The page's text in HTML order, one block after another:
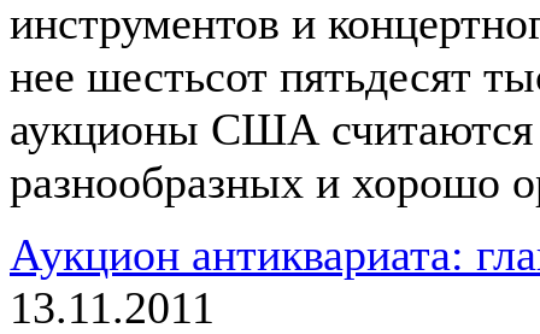
инструментов и
нее шестьсот пятьдесят
аукционы США
разнообразных и хорошо
Аукцион антиквариата:
13.11.2011